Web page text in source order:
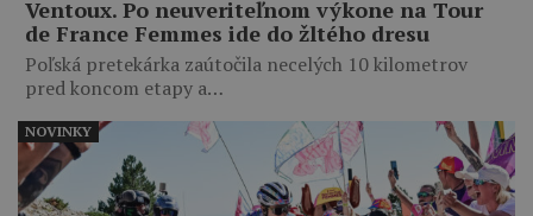
Ventoux. Po neuveriteľnom výkone na Tour
de France Femmes ide do žltého dresu
Poľská pretekárka zaútočila necelých 10 kilometrov
pred koncom etapy a…
NOVINKY